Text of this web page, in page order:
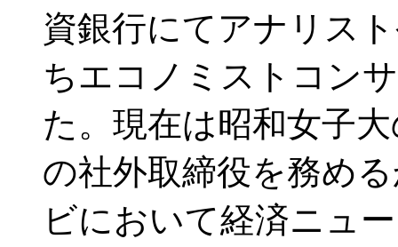
資銀行にてアナリス
ちエコノミストコン
た。現在は昭和女子
の社外取締役を務め
ビにおいて経済ニュ